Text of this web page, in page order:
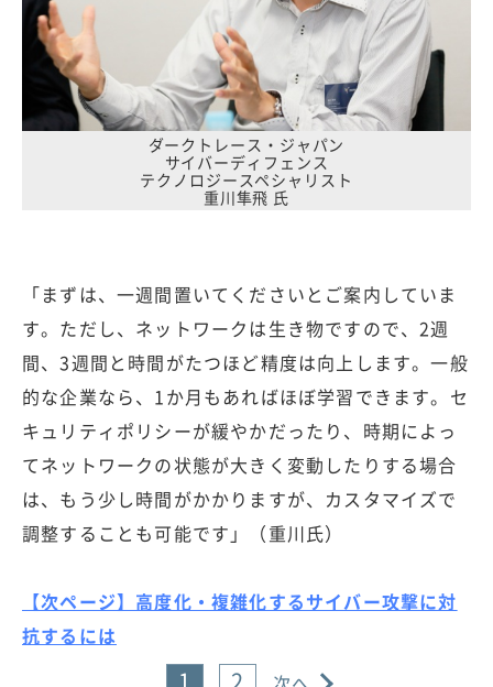
ダークトレース・ジャパン
サイバーディフェンス
テクノロジースペシャリスト
重川隼飛 氏
「まずは、一週間置いてくださいとご案内していま
す。ただし、ネットワークは生き物ですので、2週
間、3週間と時間がたつほど精度は向上します。一般
的な企業なら、1か月もあればほぼ学習できます。セ
キュリティポリシーが緩やかだったり、時期によっ
てネットワークの状態が大きく変動したりする場合
は、もう少し時間がかかりますが、カスタマイズで
調整することも可能です」（重川氏）
【次ページ】高度化・複雑化するサイバー攻撃に対
抗するには
1 2